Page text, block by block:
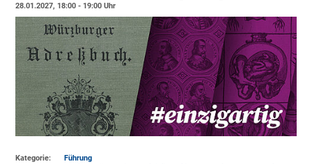
28.01.2027, 18:00 - 19:00 Uhr
Kategorie:
Führung